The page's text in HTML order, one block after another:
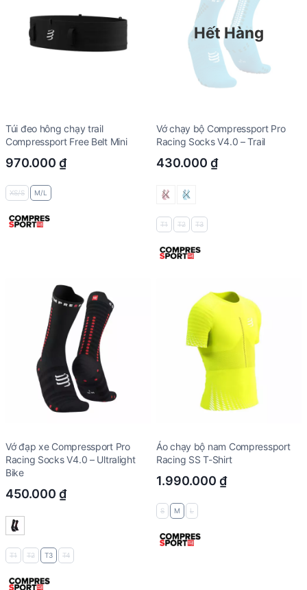
Túi đeo hông chạy trail
Compressport Free Belt Mini
970.000 ₫
XS/S M/L
Hết Hàng
Vớ chạy bộ Compressport Pro
Racing Socks V4.0 – Trail
430.000 ₫
T1 T2 T3
Vớ đạp xe Compressport Pro
Racing Socks V4.0 – Ultralight
Bike
450.000 ₫
T1 T2 T3 T4
Áo chạy bộ nam Compressport
Racing SS T-Shirt
1.990.000 ₫
S M L